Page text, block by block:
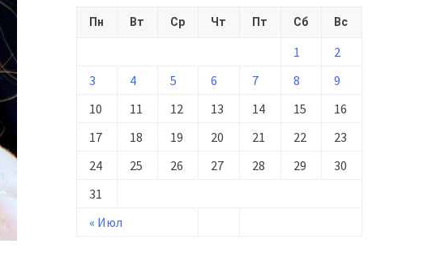
Пн Вт Ср Чт Пт Сб Вс
« Июл
1
2
3
4 5 6 7 8
9
10
11 12 13 14 15
16
17
18 19 20 21 22
23
24
25 26 27 28 29
30
31